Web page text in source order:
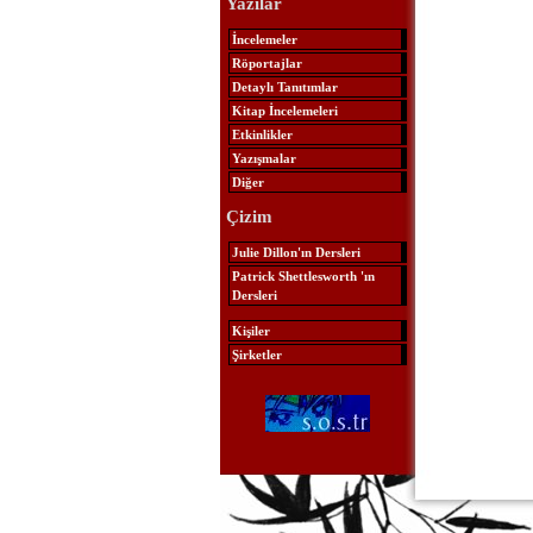
Yazılar
İncelemeler
Röportajlar
Detaylı Tanıtımlar
Kitap İncelemeleri
Etkinlikler
Yazışmalar
Diğer
Çizim
Julie Dillon'ın Dersleri
Patrick Shettlesworth 'ın
Dersleri
Kişiler
Şirketler